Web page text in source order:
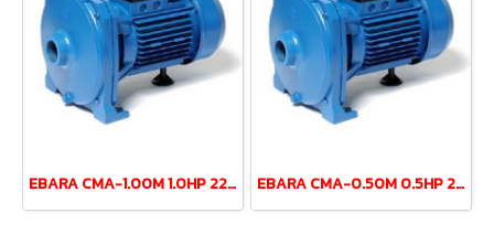
EBARA CMA-1.00M 1.0HP 220V centrifugal pump (2 wires) EBARA CMA-0.50M 0.5HP 220V centrifugal pump (2 wires)